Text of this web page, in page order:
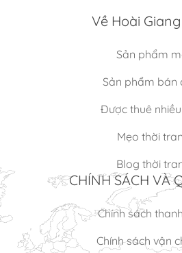
Về Hoài
Sản phẩm
Sản phẩm bán
Được thuê
Mẹo thời
Blog thời
CHÍNH SÁCH VÀ
Chính sách
Chính sách vận